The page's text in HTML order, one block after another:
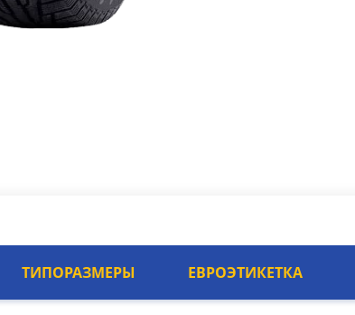
ТИПОРАЗМЕРЫ ЕВРОЭТИКЕТКА